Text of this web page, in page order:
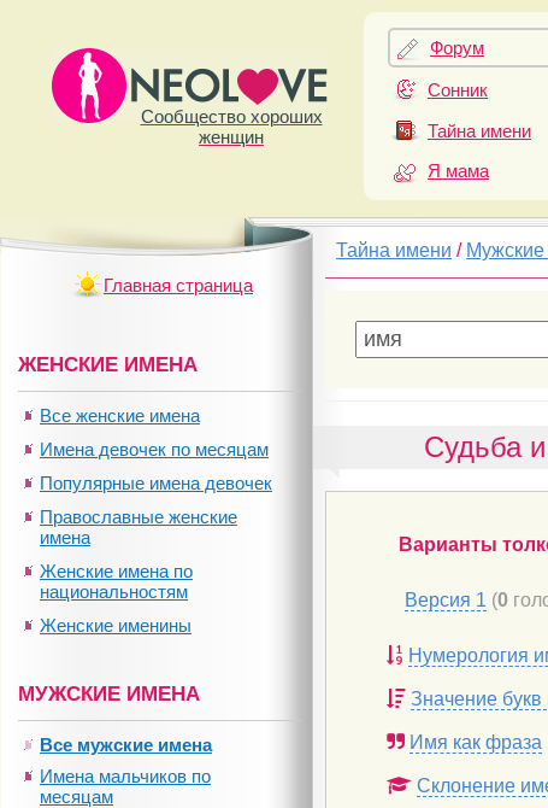
Сообщество хороших
женщин
Форум
Сонник
Тайна имени
Я мама
Тайна имени /
Судьба
Варианты
Версия 1 (0
Нумерология
Значение
Имя как фраза
Склонение
Главная страница
ЖЕНСКИЕ ИМЕНА
Все женские имена
Имена девочек по месяцам
Популярные имена девочек
Православные женские
имена
Женские имена по
национальностям
Женские именины
МУЖСКИЕ ИМЕНА
Все мужские имена
Имена мальчиков по
месяцам